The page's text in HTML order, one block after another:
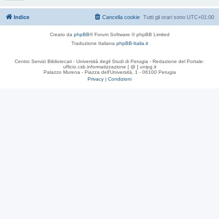
Indice Tutti gli orari sono UTC+01:00
Cancella cookie
Creato da phpBB® Forum Software © phpBB Limited
Traduzione Italiana phpBB-Italia.it
Centro Servizi Bibliotecari - Università degli Studi di Perugia - Redazione del Portale:
ufficio.csb.informatizzazione [ @ ] unipg.it
Palazzo Murena - Piazza dell'Università, 1 - 06100 Perugia
Privacy | Condizioni